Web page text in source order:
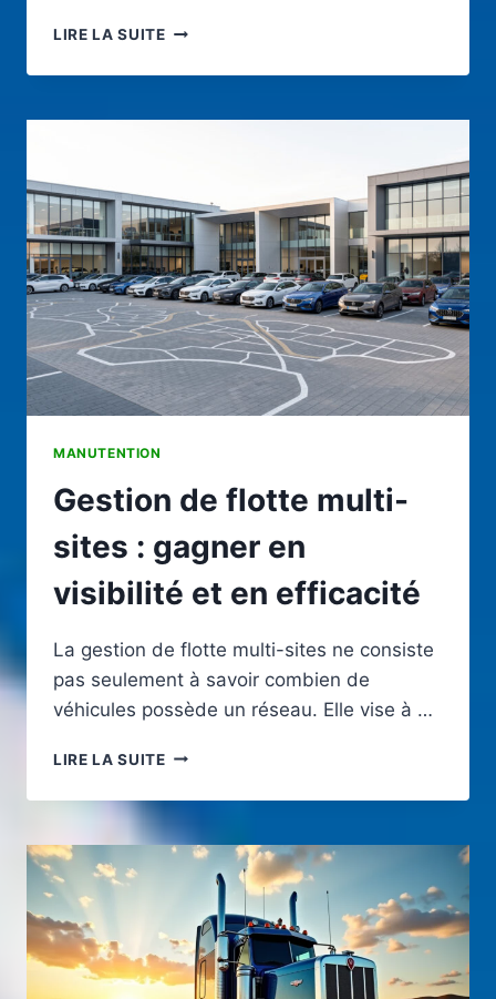
LIRE LA SUITESÉCURITÉ
SITE
:
ÉQUIPEMENTS
MANUTENTION
Gestion de flotte multi-
sites : gagner en
visibilité et en efficacité
La gestion de flotte multi-sites ne consiste
pas seulement à savoir combien de
véhicules possède un réseau. Elle vise à …
LIRE LA SUITEGESTION
FLOTTE
SITES
GAGNER
VISIBILITÉ
ET
EN